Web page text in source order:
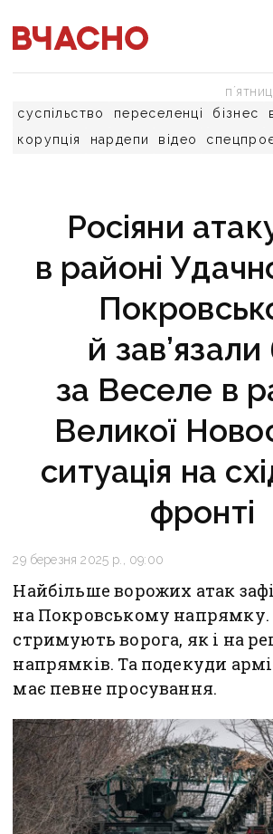
суспільство переселенці бізнес
корупція
нардепи відео
Росіяни
в районі
й зав’язали
за Веселе в
Великої
ситуація на
фронті
29 березня 2025 р., 09:00
Найбільше ворожих атак
на Покровському
стримують ворога, як і на
напрямків. Та подекуди
має певне просування.